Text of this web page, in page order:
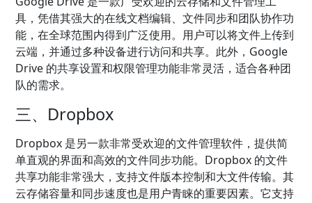
具，凭借其强大的在线文档编辑、文件同步和团队协作功
能，在全球范围内得到广泛使用。用户可以将文件上传到
云端，并通过多种设备进行访问和共享。此外，Google
Drive 的共享设置和权限管理功能非常灵活，适合各种团
队的需求。
三、Dropbox
Dropbox 是另一款非常受欢迎的文件管理软件，提供简
单直观的界面和高效的文件同步功能。Dropbox 的文件
共享功能非常强大，支持文件版本控制和大文件传输。其
云存储容量和同步速度也是用户青睐的重要因素。它支持